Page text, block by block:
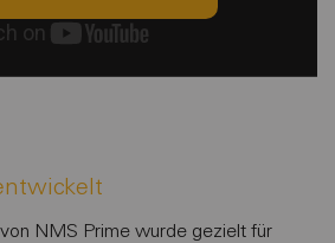
NMS Prime wurde gezielt für